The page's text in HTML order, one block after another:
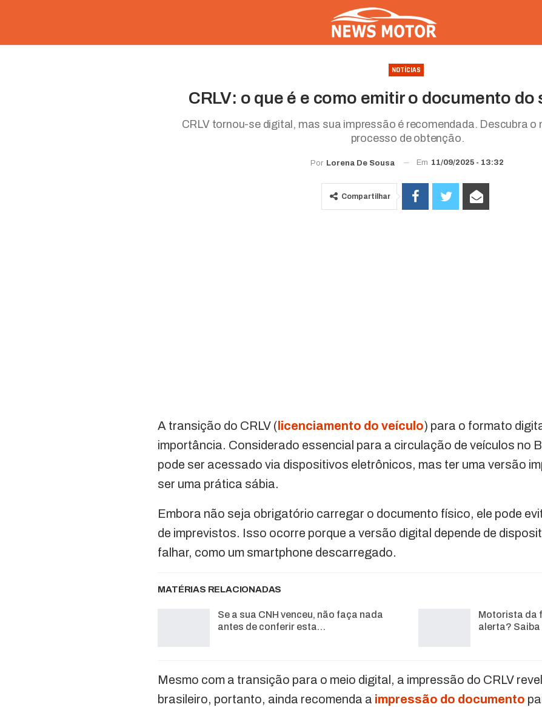
NOTÍCIAS
CRLV: o que é e como emitir o documento do
CRLV tornou-se digital, mas sua impressão é recomendada. Descubra o
processo de obtenção.
Por Lorena De Sousa Em 11/09/2025 - 13:32
Compartilhar
A transição do CRLV (licenciamento do veículo) para o formato
importância. Considerado essencial para a circulação de veículos no
pode ser acessado via dispositivos eletrônicos, mas ter uma versão
ser uma prática sábia.
Embora não seja obrigatório carregar o documento físico, ele pode
de imprevistos. Isso ocorre porque a versão digital depende de
falhar, como um smartphone descarregado.
MATÉRIAS RELACIONADAS
Se a sua CNH venceu, não faça nada
antes de conferir esta…
Motorista da
alerta?
Mesmo com a transição para o meio digital, a impressão do CRLV
brasileiro, portanto, ainda recomenda a impressão do documento